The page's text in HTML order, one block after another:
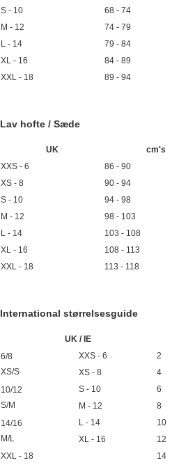
S - 10
68 - 74
M - 12
74 - 79
L - 14
79 - 84
XL - 16
84 - 89
XXL - 18
89 - 94
Lav hofte / Sæde
UK cm's
XXS - 6
86 - 90
XS - 8
90 - 94
S - 10
94 - 98
M - 12
98 - 103
L - 14
103 - 108
XL - 16
108 - 113
XXL - 18
113 - 118
International størrelsesguide
UK / IE
6/8
XS/S
XXS - 6 2
XS - 8
4
10/12
S/M
S - 10 6
M - 12
8
14/16
M/L
L - 14 10
XL - 16
12
XXL - 18
14